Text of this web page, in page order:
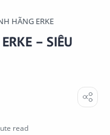
HÃNG ERKE
– SIÊU
read